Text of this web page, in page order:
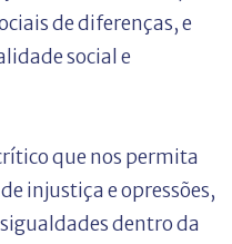
de diferenças, e
social e
que nos permita
injustiça e opressões,
dentro da